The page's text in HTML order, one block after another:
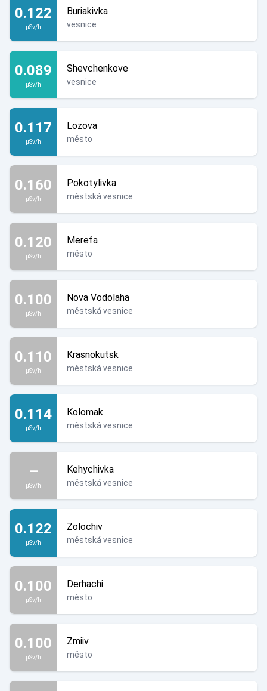
0.122
µSv/h
Buriakivka
vesnice
0.089
µSv/h
Shevchenkove
vesnice
0.117
µSv/h
Lozova
město
0.160
µSv/h
Pokotylivka
městská vesnice
0.120
µSv/h
Merefa
město
0.100
µSv/h
Nova Vodolaha
městská vesnice
0.110
µSv/h
Krasnokutsk
městská vesnice
0.114
µSv/h
Kolomak
městská vesnice
–
µSv/h
Kehychivka
městská vesnice
0.122
µSv/h
Zolochiv
městská vesnice
0.100
µSv/h
Derhachi
město
0.100
µSv/h
Zmiiv
město